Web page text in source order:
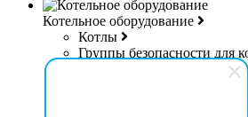
Котельное оборудование
Котлы
Группы безопасности для
Коллекторы для котельных
Расширительные баки
Теплоносители для систем